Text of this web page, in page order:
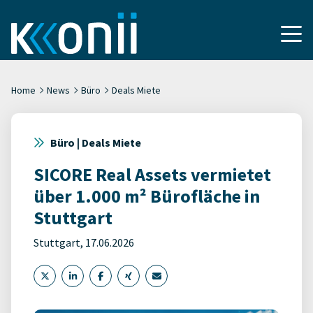
Home News Büro Deals Miete
Büro | Deals Miete
SICORE Real Assets vermietet
über 1.000 m² Bürofläche in
Stuttgart
Stuttgart, 17.06.2026